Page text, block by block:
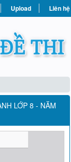
Upload Liên hệ
LỚP 8 - NĂM